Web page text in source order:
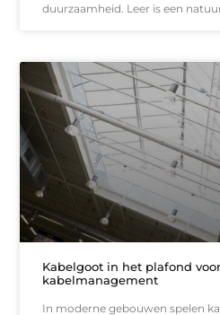
duurzaamheid. Leer is een
Kabelgoot in het plafond
kabelmanagement
In moderne gebouwen spelen